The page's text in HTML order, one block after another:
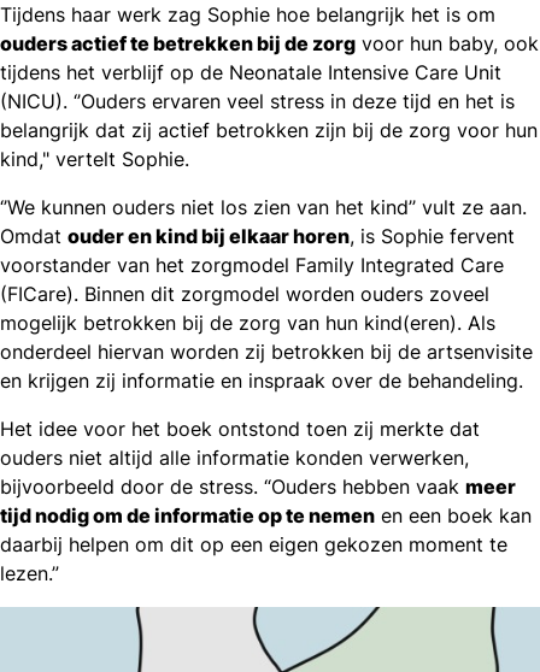
Tijdens haar werk zag Sophie hoe belangrijk het is om
ouders actief te betrekken bij de zorg voor hun baby, ook
tijdens het verblijf op de Neonatale Intensive Care Unit
(NICU). ‘’Ouders ervaren veel stress in deze tijd en het is
belangrijk dat zij actief betrokken zijn bij de zorg voor hun
kind," vertelt Sophie.
‘’We kunnen ouders niet los zien van het kind’’ vult ze aan.
Omdat ouder en kind bij elkaar horen, is Sophie fervent
voorstander van het zorgmodel Family Integrated Care
(FICare). Binnen dit zorgmodel worden ouders zoveel
mogelijk betrokken bij de zorg van hun kind(eren). Als
onderdeel hiervan worden zij betrokken bij de artsenvisite
en krijgen zij informatie en inspraak over de behandeling.
Het idee voor het boek ontstond toen zij merkte dat
ouders niet altijd alle informatie konden verwerken,
bijvoorbeeld door de stress. “Ouders hebben vaak meer
tijd nodig om de informatie op te nemen en een boek kan
daarbij helpen om dit op een eigen gekozen moment te
lezen.”